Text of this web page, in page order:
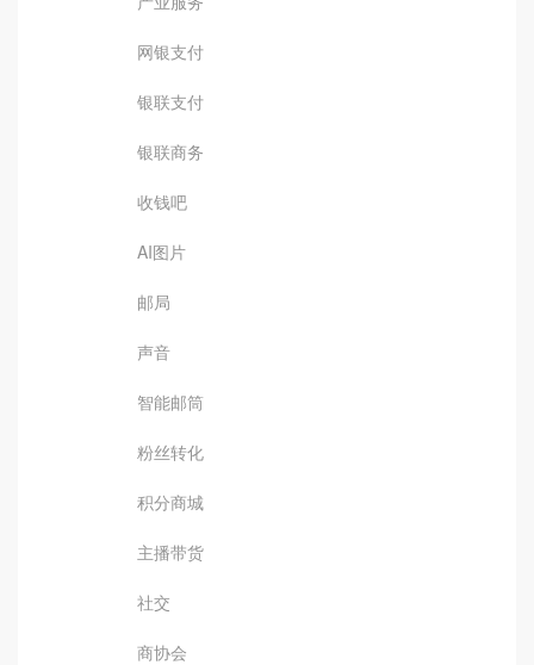
网银支付
银联支付
银联商务
收钱吧
AI图片
邮局
声音
智能邮筒
粉丝转化
积分商城
主播带货
社交
商协会